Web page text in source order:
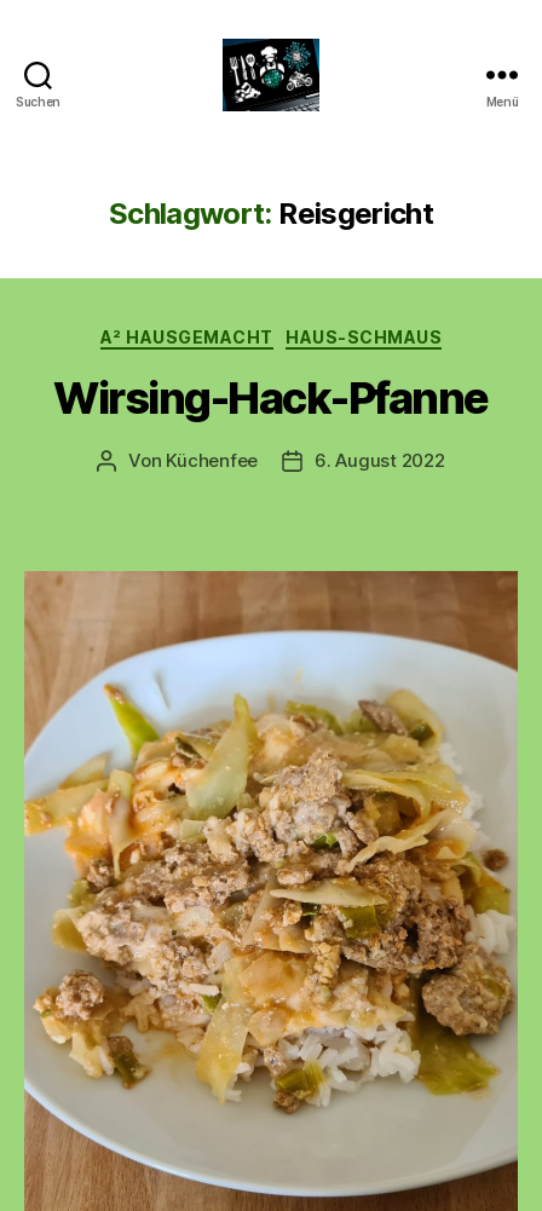
Suchen Menü
Schlagwort: Reisgericht
Kategorien
A² HAUSGEMACHT HAUS-SCHMAUS
Wirsing-Hack-Pfanne
Beitragsautor
Von Küchenfee Beitragsdatum
6. August 2022